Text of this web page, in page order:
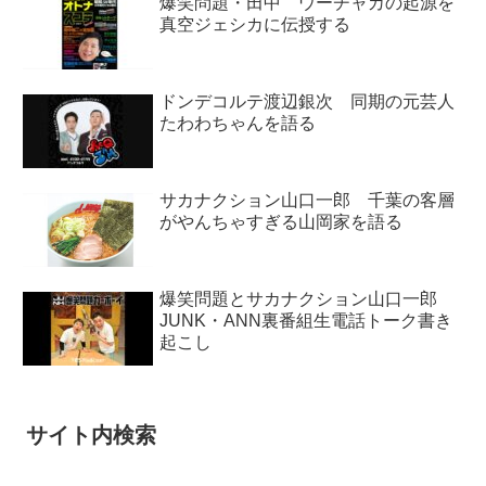
真空ジェシカに伝授する
ドンデコルテ渡辺銀次 同期の元芸人
たわわちゃんを語る
サカナクション山口一郎 千葉の客層
がやんちゃすぎる山岡家を語る
爆笑問題とサカナクション山口一郎
JUNK・ANN裏番組生電話トーク書き
起こし
サイト内検索